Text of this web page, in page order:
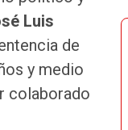
Luis
de
y medio
colaborado